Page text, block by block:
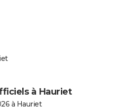
à Hauriet
à Hauriet